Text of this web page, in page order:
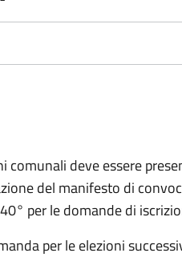
comunali deve essere
del manifesto di
per le domande di
per le elezioni